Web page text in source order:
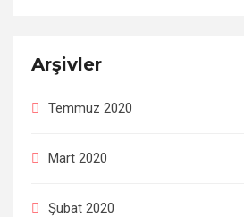
Arşivler
Temmuz 2020
Mart 2020
Şubat 2020